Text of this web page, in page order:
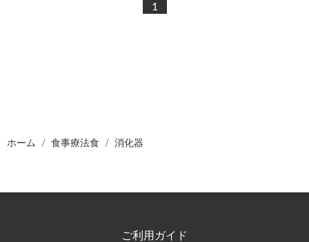
1
ホーム 食事療法食 消化器
ご利用ガイド